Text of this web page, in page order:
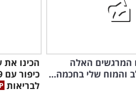
המרגשים האלה
והמוח שלי בחכמה...
הכינו
לבריאות